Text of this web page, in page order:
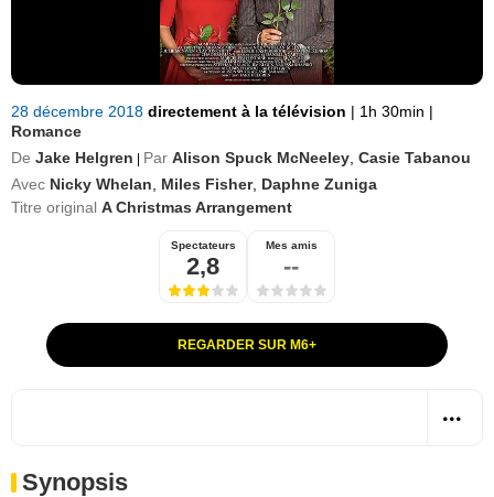
28 décembre 2018 directement à la télévision | 1h 30min |
Romance
De Jake Helgren Par Alison Spuck McNeeley Casie Tabanou
Avec Nicky Whelan Miles Fisher, Daphne Zuniga
Titre original A Christmas Arrangement
Spectateurs
2,8
Mes amis
--
REGARDER SUR M6+
Synopsis